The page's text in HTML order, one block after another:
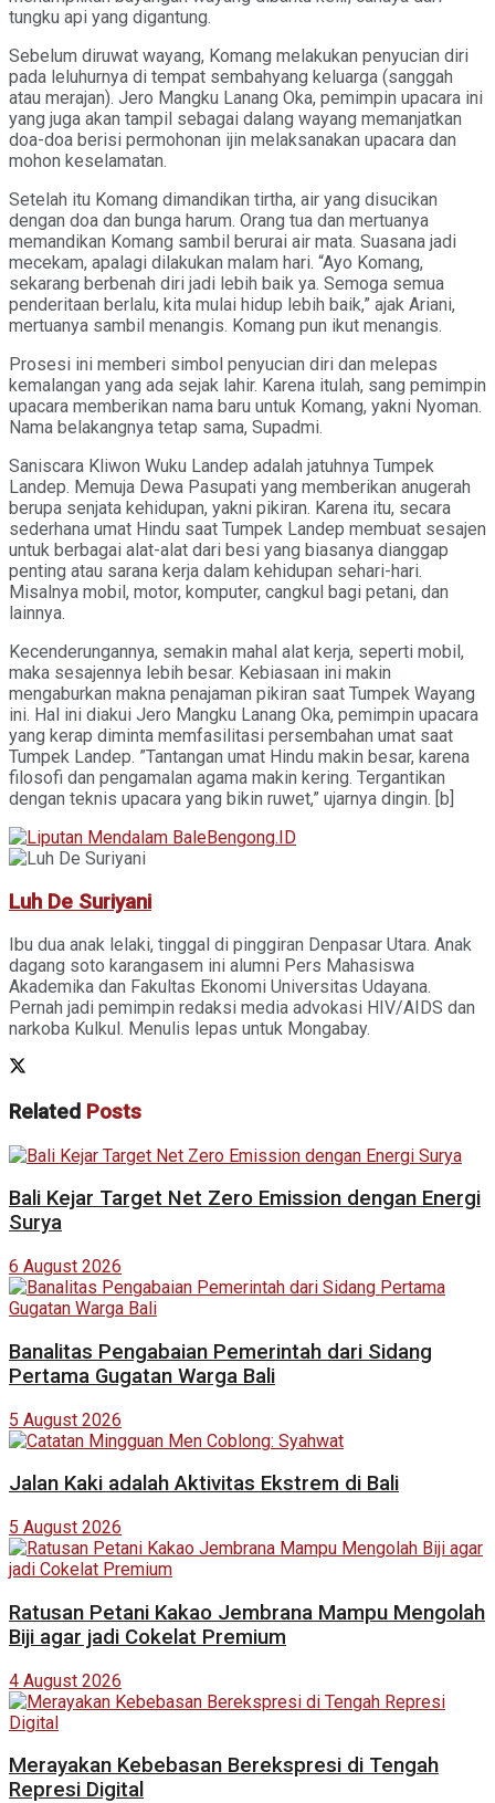
tungku api yang digantung.
Sebelum diruwat wayang, Komang melakukan penyucian diri
pada leluhurnya di tempat sembahyang keluarga (sanggah
atau merajan). Jero Mangku Lanang Oka, pemimpin upacara ini
yang juga akan tampil sebagai dalang wayang memanjatkan
doa-doa berisi permohonan ijin melaksanakan upacara dan
mohon keselamatan.
Setelah itu Komang dimandikan tirtha, air yang disucikan
dengan doa dan bunga harum. Orang tua dan mertuanya
memandikan Komang sambil berurai air mata. Suasana jadi
mecekam, apalagi dilakukan malam hari. “Ayo Komang,
sekarang berbenah diri jadi lebih baik ya. Semoga semua
penderitaan berlalu, kita mulai hidup lebih baik,” ajak Ariani,
mertuanya sambil menangis. Komang pun ikut menangis.
Prosesi ini memberi simbol penyucian diri dan melepas
kemalangan yang ada sejak lahir. Karena itulah, sang pemimpin
upacara memberikan nama baru untuk Komang, yakni Nyoman.
Nama belakangnya tetap sama, Supadmi.
Saniscara Kliwon Wuku Landep adalah jatuhnya Tumpek
Landep. Memuja Dewa Pasupati yang memberikan anugerah
berupa senjata kehidupan, yakni pikiran. Karena itu, secara
sederhana umat Hindu saat Tumpek Landep membuat sesajen
untuk berbagai alat-alat dari besi yang biasanya dianggap
penting atau sarana kerja dalam kehidupan sehari-hari.
Misalnya mobil, motor, komputer, cangkul bagi petani, dan
lainnya.
Kecenderungannya, semakin mahal alat kerja, seperti mobil,
maka sesajennya lebih besar. Kebiasaan ini makin
mengaburkan makna penajaman pikiran saat Tumpek Wayang
ini. Hal ini diakui Jero Mangku Lanang Oka, pemimpin upacara
yang kerap diminta memfasilitasi persembahan umat saat
Tumpek Landep. ”Tantangan umat Hindu makin besar, karena
filosofi dan pengamalan agama makin kering. Tergantikan
dengan teknis upacara yang bikin ruwet,” ujarnya dingin. [b]
Luh De Suriyani
Ibu dua anak lelaki, tinggal di pinggiran Denpasar Utara. Anak
dagang soto karangasem ini alumni Pers Mahasiswa
Akademika dan Fakultas Ekonomi Universitas Udayana.
Pernah jadi pemimpin redaksi media advokasi HIV/AIDS dan
narkoba Kulkul. Menulis lepas untuk Mongabay.
Related Posts
Bali Kejar Target Net Zero Emission dengan Energi
Surya
6 August 2026
Banalitas Pengabaian Pemerintah dari Sidang
Pertama Gugatan Warga Bali
5 August 2026
Jalan Kaki adalah Aktivitas Ekstrem di Bali
5 August 2026
Ratusan Petani Kakao Jembrana Mampu Mengolah
Biji agar jadi Cokelat Premium
4 August 2026
Merayakan Kebebasan Berekspresi di Tengah
Represi Digital